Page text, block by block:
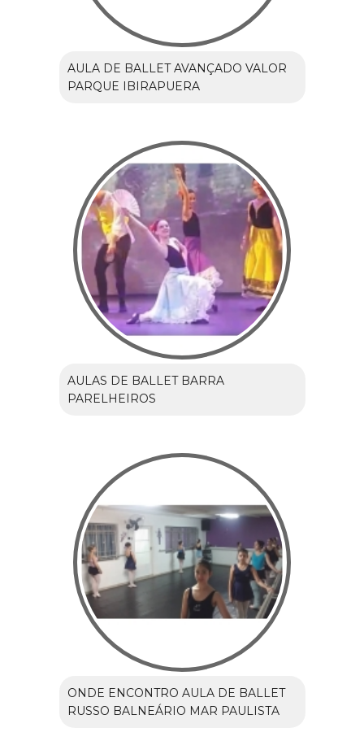
AULA DE BALLET AVANÇADO VALOR
PARQUE IBIRAPUERA
AULAS DE BALLET BARRA
PARELHEIROS
ONDE ENCONTRO AULA DE BALLET
RUSSO BALNEÁRIO MAR PAULISTA